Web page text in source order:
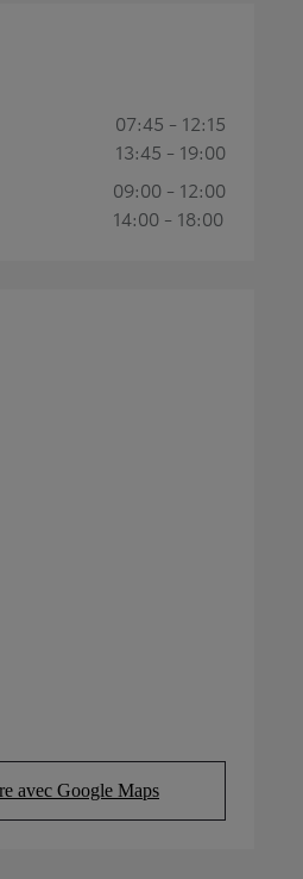
avec Google Maps
07:45 - 12:15
13:45 - 19:00
09:00 - 12:00
14:00 - 18:00